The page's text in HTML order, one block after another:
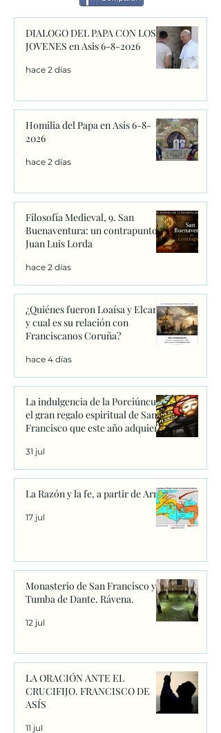
DIALOGO DEL PAPA CON LOS
JOVENES en Asis 6-8-2026
hace 2 días
Homilia del Papa en Asis 6-8-
2026
hace 2 días
Filosofía Medieval, 9. San
Buenaventura: un contrapunto.
Juan Luis Lorda
hace 2 días
¿Quiénes fueron Loaísa y Elcano
y cual es su relación con
Franciscanos Coruña?
hace 4 días
La indulgencia de la Porciúncula:
el gran regalo espiritual de San
Francisco que este año adquiere
31 jul
La Razón y la fe, a partir de Arrio
17 jul
Monasterio de San Francisco y
Tumba de Dante. Rávena.
12 jul
LA ORACIÓN ANTE EL
CRUCIFIJO. FRANCISCO DE
ASÍS
11 jul